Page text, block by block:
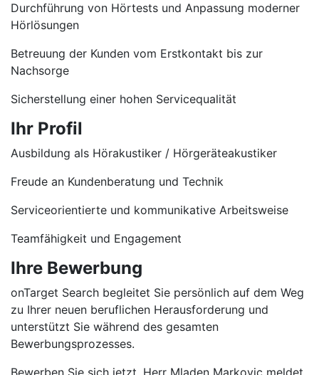
Durchführung von Hörtests und Anpassung moderner
Hörlösungen
Betreuung der Kunden vom Erstkontakt bis zur
Nachsorge
Sicherstellung einer hohen Servicequalität
Ihr Profil
Ausbildung als Hörakustiker / Hörgeräteakustiker
Freude an Kundenberatung und Technik
Serviceorientierte und kommunikative Arbeitsweise
Teamfähigkeit und Engagement
Ihre Bewerbung
onTarget Search begleitet Sie persönlich auf dem Weg
zu Ihrer neuen beruflichen Herausforderung und
unterstützt Sie während des gesamten
Bewerbungsprozesses.
Bewerben Sie sich jetzt. Herr Mladen Markovic meldet